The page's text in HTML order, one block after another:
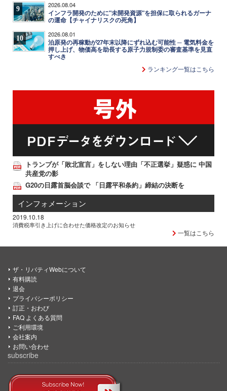
9 2026.08.04
インフラ開発のために"未開発資源"を担保に取られるガーナ
の運命【チャイナリスクの死角】
10 2026.08.01
泊原発の再稼動が27年末以降にずれ込む可能性 ─ 電気料金を
押し上げ、物価高を助長する原子力規制委の審査基準を見直
すべき
ランキング一覧はこちら
トランプが「敗北宣言」をしない理由「不正選挙」疑惑に 中国
共産党の影
G20の日露首脳会談で 「日露平和条約」締結の決断を
インフォメーション
2019.10.18
消費税率引き上げに合わせた価格改定のお知らせ
一覧はこちら
ザ・リバティWebについて
有料購読
退会
プライバシーポリシー
訂正・おわび
FAQ よくある質問
ご利用環境
会社案内
お問い合わせ
subscribe